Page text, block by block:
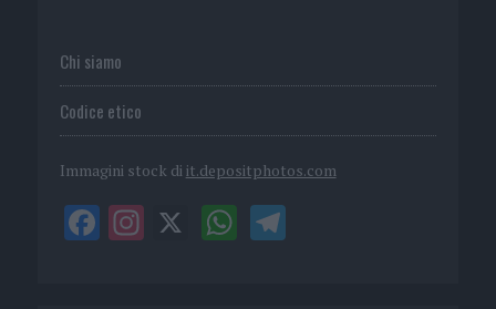
Chi siamo
Codice etico
Immagini stock di it.depositphotos.com